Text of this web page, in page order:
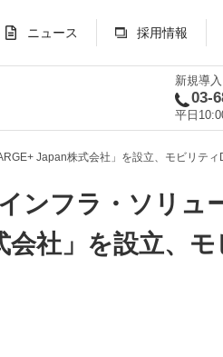
ニュース 採用情報
新規導
03-
平日
Japan株式会社」を設立、モビリティ
ンフラ・ソリュ
社」を設立、